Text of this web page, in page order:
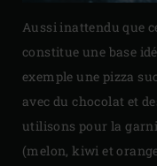
Aussi inattendu que
constitue une base
exemple une pizza
avec du chocolat et
utilisons pour la
(melon, kiwi et